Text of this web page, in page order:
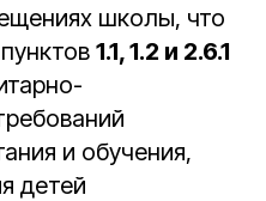
школы, что
1.1, 1.2 и 2.6.1
и обучения,
детей